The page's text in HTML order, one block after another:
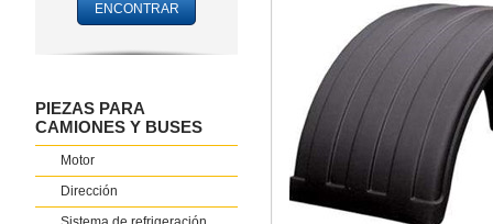
PIEZAS PARA
CAMIONES Y BUSES
Motor
Dirección